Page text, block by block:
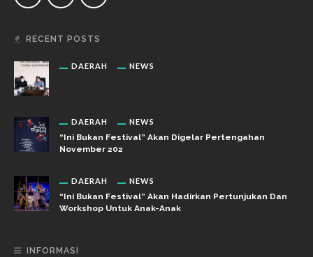
RECENT POSTS
DAERAH NEWS
DAERAH NEWS
“Ini Bukan Festival” Akan Digelar Pertengahan
November 202
DAERAH NEWS
“Ini Bukan Festival” Akan Hadirkan Pertunjukan Dan
Workshop Untuk Anak-Anak
INFORMASI